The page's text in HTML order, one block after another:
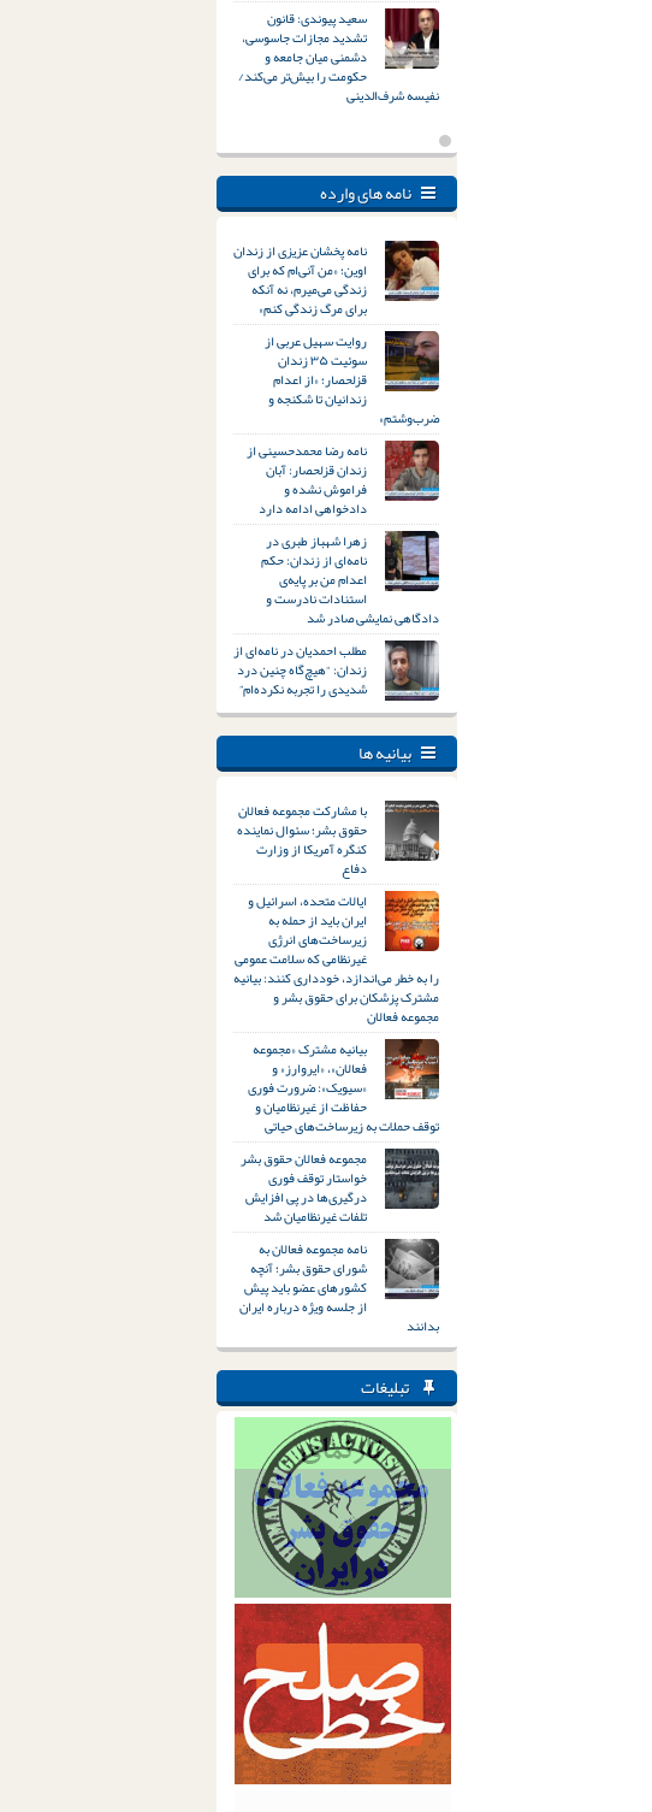
سعید پیوندی: قانون
تشدید مجازات جاسوسی،
دشمنی میان جامعه و
حکومت را بیش‌تر می‌کند/
نفیسه شرف‌الدینی
نامه های وارده
نامه پخشان عزیزی از زندان
اوین؛ «من آنی‌ام که برای
زندگی می‌میرم، نه آنکه
برای مرگ زندگی کنم»
روایت سهیل عربی از
سوئیت ۳۵ زندان
قزلحصار؛ «از اعدام
زندانیان تا شکنجه و
ضرب‌وشتم»
نامه رضا محمدحسینی از
زندان قزلحصار: آبان
فراموش نشده و
دادخواهی ادامه دارد
زهرا شهباز طبری در
نامه‌ای از زندان: حکم
اعدام من بر پایه‌ی
استنادات نادرست و
دادگاهی نمایشی صادر شد
مطلب احمدیان در نامه‌ای از
زندان: “هیچ‌گاه چنین درد
شدیدی را تجربه نکرده‌ام”
بیانیه ها
با مشارکت مجموعه فعالان
حقوق بشر؛ سئوال نماینده
کنگره آمریکا از وزارت
دفاع
ایالات متحده، اسرائیل و
ایران باید از حمله به
زیرساخت‌های انرژی
غیرنظامی که سلامت عمومی
را به خطر می‌اندازد، خودداری کنند: بیانیه
مشترک پزشکان برای حقوق بشر و
مجموعه فعالان
بیانیه مشترک «مجموعه
فعالان»، «ایروارز» و
«سیویک»: ضرورت فوری
حفاظت از غیرنظامیان و
توقف حملات به زیرساخت‌های حیاتی
مجموعه فعالان حقوق بشر
خواستار توقف فوری
درگیری‌ها در پی افزایش
تلفات غیرنظامیان شد
نامه مجموعه فعالان به
شورای حقوق بشر؛ آنچه
کشورهای عضو باید پیش
از جلسه ویژه درباره ایران
بدانند
تبلیغات